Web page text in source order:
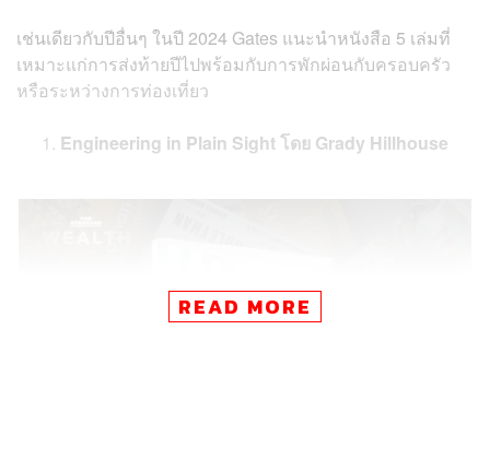
เช่นเดียวกับปีอื่นๆ ในปี 2024 Gates แนะนำหนังสือ 5 เล่มที่
เหมาะแก่การส่งท้ายปีไปพร้อมกับการพักผ่อนกับครอบครัว
หรือระหว่างการท่องเที่ยว
Engineering in Plain Sight โดย Grady Hillhouse
READ MORE